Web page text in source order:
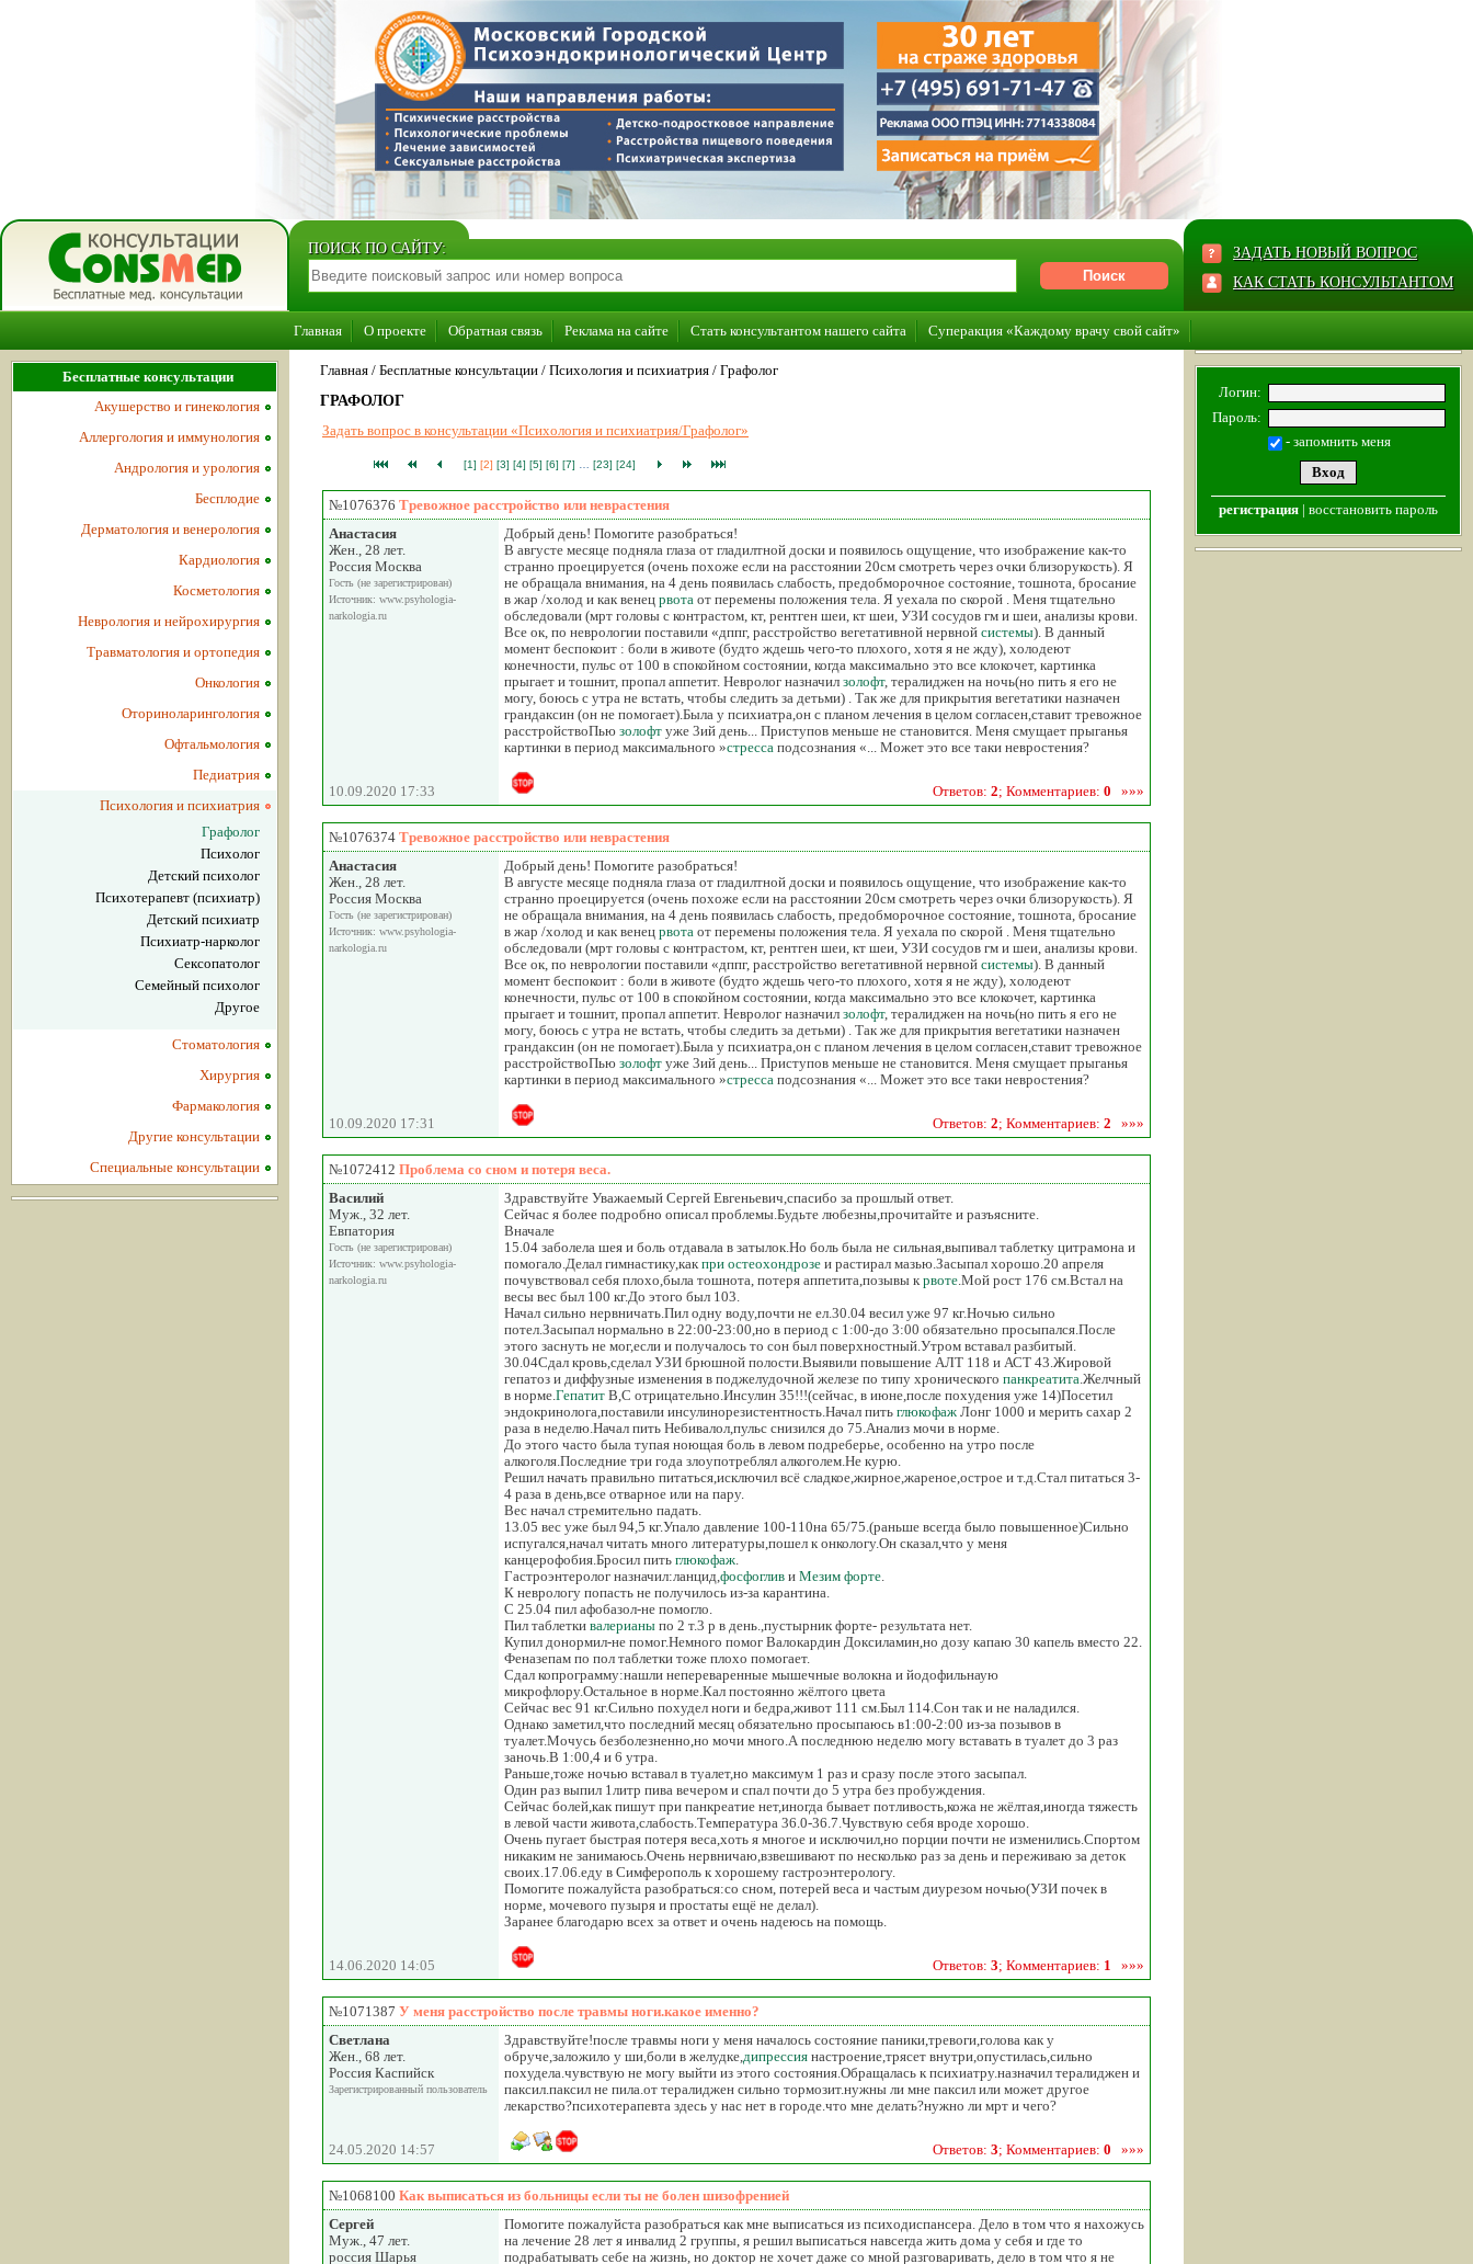
ПОИСК ПО САЙТУ:
ЗАДАТЬ НОВЫЙ ВОПРОС
КАК СТАТЬ КОНСУЛЬТАНТОМ
Главная О проекте Обратная связь Реклама на сайте Стать консультантом нашего сайта Суперакция «Каждому врачу свой сайт»
Главная / Бесплатные консультации / Психология и психиатрия / Графолог
ГРАФОЛОГ
Задать вопрос в консультации «Психология и психиатрия/Графолог»
[1] [2] [3] [4] [5] [6] [7] [23] [24]
№1076376 Тревожное расстройство или неврастения
Анастасия
Жен., 28 лет.
Россия Москва
Гость (не зарегистрирован)
Источник: www.psyhologia-
narkologia.ru
Добрый день! Помогите разобраться!
В августе месяце подняла глаза от гладилтной доски и появилось ощущение, что изображение как-то
странно проецируется (очень похоже если на расстоянии 20см смотреть через очки близорукость). Я
не обращала внимания, на 4 день появилась слабость, предобморочное состояние, тошнота, бросание
в жар /холод и как венец рвота от перемены положения тела. Я уехала по скорой . Меня тщательно
обследовали (мрт головы с контрастом, кт, рентген шеи, кт шеи, УЗИ сосудов гм и шеи, анализы крови.
Все ок, по неврологии поставили «дппг, расстройство вегетативной нервной системы). В данный
момент беспокоит : боли в животе (будто ждешь чего-то плохого, хотя я не жду), холодеют
конечности, пульс от 100 в спокойном состоянии, когда максимально это все клокочет, картинка
прыгает и тошнит, пропал аппетит. Невролог назначил золофт, тералиджен на ночь(но пить я его не
могу, боюсь с утра не встать, чтобы следить за детьми) . Так же для прикрытия вегетатики назначен
грандаксин (он не помогает).Была у психиатра,он с планом лечения в целом согласен,ставит тревожное
расстройствоПью золофт уже 3ий день... Приступов меньше не становится. Меня смущает прыганья
картинки в период максимального »стресса подсознания «... Может это все таки невростения?
10.09.2020 17:33 Ответов: 2; Комментариев: 0 »»»
№1076374 Тревожное расстройство или неврастения
Анастасия
Жен., 28 лет.
Россия Москва
Гость (не зарегистрирован)
Источник: www.psyhologia-
narkologia.ru
Добрый день! Помогите разобраться!
В августе месяце подняла глаза от гладилтной доски и появилось ощущение, что изображение как-то
странно проецируется (очень похоже если на расстоянии 20см смотреть через очки близорукость). Я
не обращала внимания, на 4 день появилась слабость, предобморочное состояние, тошнота, бросание
в жар /холод и как венец рвота от перемены положения тела. Я уехала по скорой . Меня тщательно
обследовали (мрт головы с контрастом, кт, рентген шеи, кт шеи, УЗИ сосудов гм и шеи, анализы крови.
Все ок, по неврологии поставили «дппг, расстройство вегетативной нервной системы). В данный
момент беспокоит : боли в животе (будто ждешь чего-то плохого, хотя я не жду), холодеют
конечности, пульс от 100 в спокойном состоянии, когда максимально это все клокочет, картинка
прыгает и тошнит, пропал аппетит. Невролог назначил золофт, тералиджен на ночь(но пить я его не
могу, боюсь с утра не встать, чтобы следить за детьми) . Так же для прикрытия вегетатики назначен
грандаксин (он не помогает).Была у психиатра,он с планом лечения в целом согласен,ставит тревожное
расстройствоПью золофт уже 3ий день... Приступов меньше не становится. Меня смущает прыганья
картинки в период максимального »стресса подсознания «... Может это все таки невростения?
10.09.2020 17:31 Ответов: 2; Комментариев: 2 »»»
№1072412 Проблема со сном и потеря веса.
Василий
Муж., 32 лет.
Евпатория
Гость (не зарегистрирован)
Источник: www.psyhologia-
narkologia.ru
Здравствуйте Уважаемый Сергей Евгеньевич,спасибо за прошлый ответ.
Сейчас я более подробно описал проблемы.Будьте любезны,прочитайте и разъясните.
Вначале
15.04 заболела шея и боль отдавала в затылок.Но боль была не сильная,выпивал таблетку цитрамона и
помогало.Делал гимнастику,какпри остеохондрозе и растирал мазью.Засыпал хорошо.20 апреля
почувствовал себя плохо,была тошнота, потеря аппетита,позывы крвоте.Мой рост 176 см.Встал на
весы вес был 100 кг.До этого был 103.
Начал сильно нервничать.Пил одну воду,почти не ел.30.04 весил уже 97 кг.Ночью сильно
потел.Засыпал нормально в 22:00-23:00,но в период с 1:00-до 3:00 обязательно просыпался.После
этого заснуть не мог,если и получалось то сон был поверхностный.Утром вставал разбитый.
30.04Сдал кровь,сделал УЗИ брюшной полости.Выявили повышение АЛТ 118 и АСТ 43.Жировой
гепатоз и диффузные изменения в поджелудочной железе по типу хронического панкреатита.Желчный
в норме.Гепатит В,С отрицательно.Инсулин 35!!!(сейчас, в июне,после похудения уже 14)Посетил
эндокринолога,поставили инсулинорезистентность.Начал пить глюкофаж Лонг 1000 и мерить сахар 2
раза в неделю.Начал пить Небивалол,пульс снизился до 75.Анализ мочи в норме.
До этого часто была тупая ноющая боль в левом подреберье, особенно на утро после
алкоголя.Последние три года злоупотреблял алкоголем.Не курю.
Решил начать правильно питаться,исключил всё сладкое,жирное,жареное,острое и т.д.Стал питаться 3-
4 раза в день,все отварное или на пару.
Вес начал стремительно падать.
13.05 вес уже был 94,5 кг.Упало давление 100-110на 65/75.(раньше всегда было повышенное)Сильно
испугался,начал читать много литературы,пошел к онкологу.Он сказал,что у меня
канцерофобия.Бросил пить глюкофаж.
Гастроэнтеролог назначил:ланцид,фосфоглив и Мезим форте.
К неврологу попасть не получилось из-за карантина.
С 25.04 пил афобазол-не помогло.
Пил таблетки валерианы по 2 т.3 р в день.,пустырник форте- результата нет.
Купил донормил-не помог.Немного помог Валокардин Доксиламин,но дозу капаю 30 капель вместо 22.
Феназепам по пол таблетки тоже плохо помогает.
Сдал копрограмму:нашли непереваренные мышечные волокна и йодофильнаую
микрофлору.Остальное в норме.Кал постоянно жёлтого цвета
Сейчас вес 91 кг.Сильно похудел ноги и бедра,живот 111 см.Был 114.Сон так и не наладился.
Однако заметил,что последний месяц обязательно просыпаюсь в1:00-2:00 из-за позывов в
туалет.Мочусь безболезненно,но мочи много.А последнюю неделю могу вставать в туалет до 3 раз
заночь.В 1:00,4 и 6 утра.
Раньше,тоже ночью вставал в туалет,но максимум 1 раз и сразу после этого засыпал.
Один раз выпил 1литр пива вечером и спал почти до 5 утра без пробуждения.
Сейчас болей,как пишут при панкреатие нет,иногда бывает потливость,кожа не жёлтая,иногда тяжесть
в левой части живота,слабость.Температура 36.0-36.7.Чувствую себя вроде хорошо.
Очень пугает быстрая потеря веса,хоть я многое и исключил,но порции почти не изменились.Спортом
никаким не занимаюсь.Очень нервничаю,взвешивают по несколько раз за день и переживаю за деток
своих.17.06.еду в Симферополь к хорошему гастроэнтерологу.
Помогите пожалуйста разобраться:со сном, потерей веса и частым диурезом ночью(УЗИ почек в
норме, мочевого пузыря и простаты ещё не делал).
Заранее благодарю всех за ответ и очень надеюсь на помощь.
14.06.2020 14:05 Ответов: 3; Комментариев: 1 »»»
№1071387 У меня расстройство после травмы ноги.какое именно?
Светлана
Жен., 68 лет.
Россия Каспийск
Зарегистрированный пользователь
Здравствуйте!после травмы ноги у меня началось состояние паники,тревоги,голова как у
обруче,заложило у ши,боли в желудке,дипрессия настроение,трясет внутри,опустилась,сильно
похудела.чувствую не могу выйти из этого состояния.Обращалась к психиатру.назначил тералиджен и
паксил.паксил не пила.от тералиджен сильно тормозит.нужны ли мне паксил или может другое
лекарство?психотерапевта здесь у нас нет в городе.что мне делать?нужно ли мрт и чего?
24.05.2020 14:57 Ответов: 3; Комментариев: 0 »»»
№1068100 Как выписаться из больницы если ты не болен шизофренией
Сергей
Муж., 47 лет.
россия Шарья
Помогите пожалуйста разобраться как мне выписаться из психодиспансера. Дело в том что я нахожусь
на лечение 28 лет я инвалид 2 группы, я решил выписаться навсегда жить дома у себя и где то
подрабатывать себе на жизнь, но доктор не хочет даже со мной разговаривать, дело в том что я не
Бесплатные консультации
Акушерство и гинекология
Аллергология и иммунология
Андрология и урология
Бесплодие
Дерматология и венерология
Кардиология
Косметология
Неврология и нейрохирургия
Травматология и ортопедия
Онкология
Оториноларингология
Офтальмология
Педиатрия
Психология и психиатрия
Графолог
Психолог
Детский психолог
Психотерапевт (психиатр)
Детский психиатр
Психиатр-нарколог
Сексопатолог
Семейный психолог
Другое
Стоматология
Хирургия
Фармакология
Другие консультации
Специальные консультации
Логин:
Пароль:
- запомнить меня
регистрация | восстановить пароль